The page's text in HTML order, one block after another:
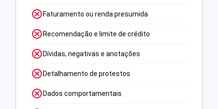
Faturamento ou renda presumida
Recomendação e limite de crédito
Dívidas, negativas e anotações
Detalhamento de protestos
Dados comportamentais